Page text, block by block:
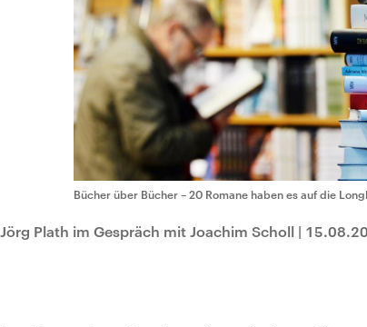
Bücher über Bücher – 20 Romane haben es auf die
Plath im Gespräch mit Joachim Scholl |